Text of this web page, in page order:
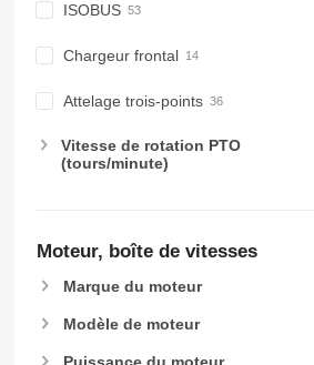
6210
6220
6230
6300
6410
6430 Premium
6520
8220
8250
8650
8670
8737
8740
ISOBUS
Chargeur frontal
Attelage trois-points
Vitesse de rotation PTO
(tours/minute)
Moteur, boîte de vitesses
Marque du moteur
Modèle de moteur